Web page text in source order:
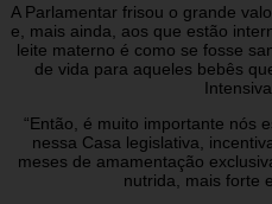
A Parlamentar frisou o grande
e, mais ainda, aos que estão
leite materno é como se fosse
de vida para aqueles bebês
Intensiva
“Então, é muito importante nós
nessa Casa legislativa,
meses de amamentação
nutrida, mais forte